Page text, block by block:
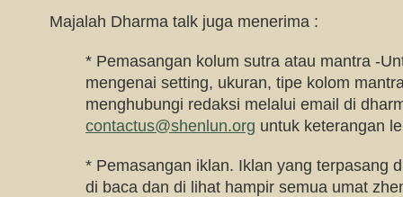
Majalah Dharma talk juga menerima :
* Pemasangan kolum sutra atau mantra -
mengenai setting, ukuran, tipe kolom
menghubungi redaksi melalui email di
contactus@shenlun.org untuk keterangan
* Pemasangan iklan. Iklan yang terpasang
di baca dan di lihat hampir semua umat